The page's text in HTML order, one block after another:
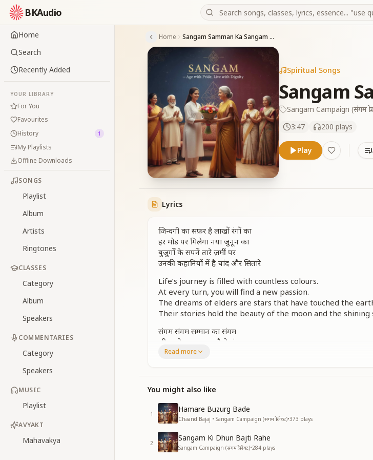
BKAudio
Home
Search
Recently Added
YOUR LIBRARY
For You
Favourites
History
1
My Playlists
Offline Downloads
SONGS
Playlist
Album
Artists
Ringtones
CLASSES
Category
Album
Speakers
COMMENTARIES
Category
Speakers
MUSIC
Playlist
AVYAKT
Mahavakya
Home Sangam Samman Ka Sangam - Version 1
Spiritual Songs
Sangam
Sangam Campaign (संगम
3:47
200 plays
Play
Lyrics
जिन्दगी का सफ़र है लाखों रंगों का
हर मोड पर मिलेगा नया जुनून का
बुजुर्गों के सपनें तारे ज़मीं पर
उनकी कहानियों में है चांद और सितारे
Life’s journey is filled with countless colours.
At every turn, you will find a new passion.
The dreams of elders are stars that have touched the
Their stories hold the beauty of the moon and the shining
संगम संगम सम्मान का संगम
जीवन के हर पल का है ये संगम
संगम संगम गौरवों का संगम
It is the confluence that enriches every moment of life.
It is the confluence of honour and dignity.
It is the sacred bond of old age at the Confluence Age.
जीवन के साथी है अनमोल नगीने
सुनो उनके दिल की छुपी हुई बातें
कहानियों में बसी है उनकी जवानी
Read more
You might also like
1
Hamare Buzurg Bade
Chaand Bajaj • Sangam Campaign (संगम प्रोजेक्ट)•373 plays
2
Sangam Ki Dhun Bajti Rahe
Sangam Campaign (संगम प्रोजेक्ट)•284 plays